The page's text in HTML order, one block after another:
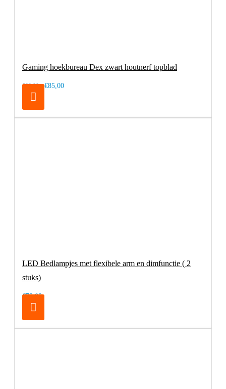
Gaming hoekbureau Dex zwart houtnerf topblad
€99,00 €85,00
LED Bedlampjes met flexibele arm en dimfunctie ( 2
stuks)
€79,00